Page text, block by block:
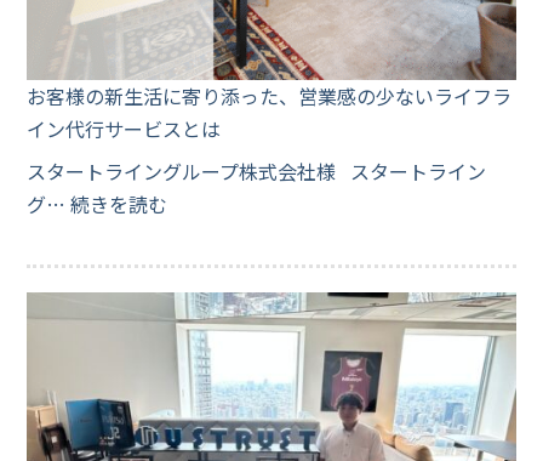
お客様の新生活に寄り添った、営業感の少ないライフラ
イン代行サービスとは
スタートライングループ株式会社様 スタートライン
グ…続きを読む